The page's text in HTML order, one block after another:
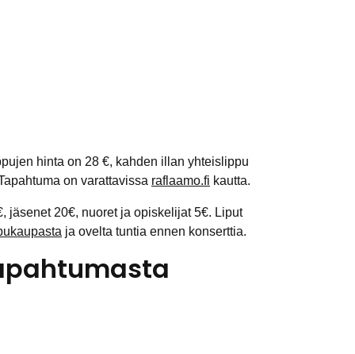
hinta on 28 €, kahden illan yhteislippu
on varattavissa raflaamo.fi kautta.
jäsenet 20€, nuoret ja opiskelijat 5€. Liput
ja ovelta tuntia ennen konserttia.